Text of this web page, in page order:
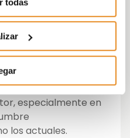
, ya consolidados
promotora quiere
la
, basada en datos y
generen artículos y
fomenten la
y la
especialmente en
los actuales.